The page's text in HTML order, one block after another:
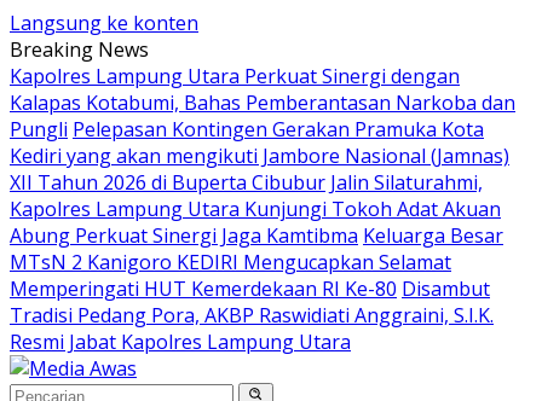
Langsung ke konten
Breaking News
Kapolres Lampung Utara Perkuat Sinergi dengan
Kalapas Kotabumi, Bahas Pemberantasan Narkoba dan
Pungli Pelepasan Kontingen Gerakan Pramuka Kota
Kediri yang akan mengikuti Jambore Nasional (Jamnas)
XII Tahun 2026 di Buperta Cibubur Jalin Silaturahmi,
Kapolres Lampung Utara Kunjungi Tokoh Adat Akuan
Abung Perkuat Sinergi Jaga Kamtibma Keluarga Besar
MTsN 2 Kanigoro KEDIRI Mengucapkan Selamat
Memperingati HUT Kemerdekaan RI Ke-80 Disambut
Tradisi Pedang Pora, AKBP Raswidiati Anggraini, S.I.K.
Resmi Jabat Kapolres Lampung Utara